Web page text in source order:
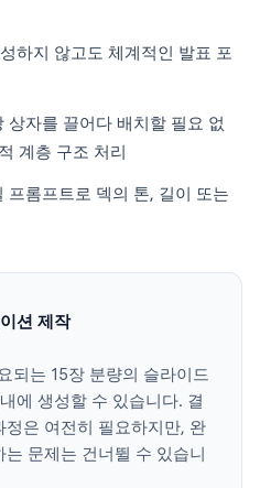
하지 않고도 체계적인 발표 포
상자를 끌어다 배치할 필요 없
계층 구조 처리
프롬프트로 덱의 톤, 길이 또는
션 제작
되는 15장 분량의 슬라이드
에 생성할 수 있습니다. 결
은 여전히 필요하지만, 완
문제는 건너뛸 수 있습니